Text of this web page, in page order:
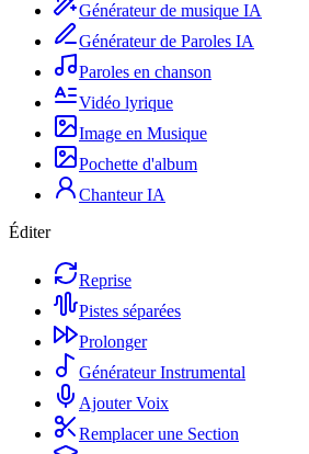
Générateur de musique IA
Générateur de Paroles IA
Paroles en chanson
Vidéo lyrique
Image en Musique
Pochette d'album
Chanteur IA
Éditer
Reprise
Pistes séparées
Prolonger
Générateur Instrumental
Ajouter Voix
Remplacer une Section